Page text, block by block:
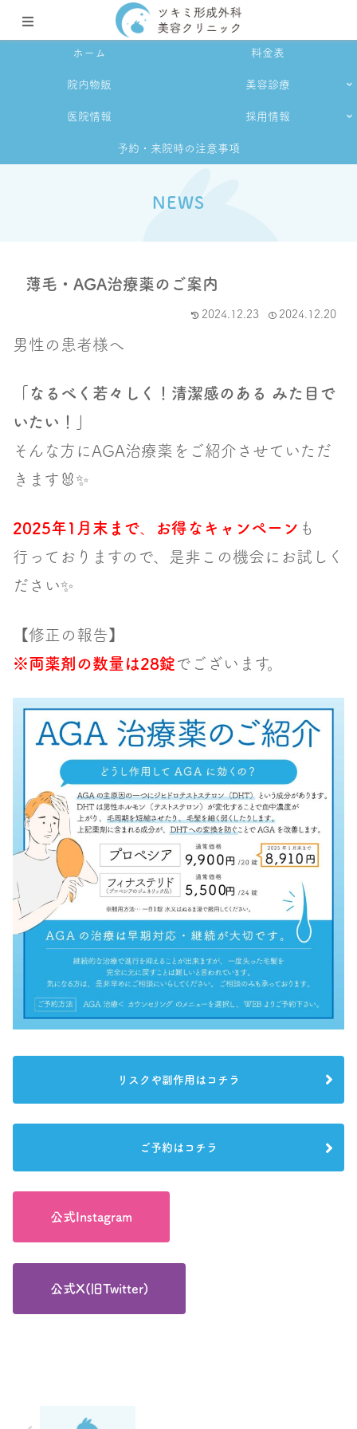
ホーム 料金表
院内物販 美容診療
医院情報 採用情報
予約・来院時の注意事項
NEWS
薄毛・AGA治療薬のご案内
2024.12.23 2024.12.20
男性の患者様へ
「なるべく若々しく！清潔感のある みた目で
いたい！」
そんな方にAGA治療薬をご紹介させていただ
きます🐰✨
2025年1月末まで、 お得なキャンペーン も
行っておりますので、是非この機会にお試 しく
ださい✨
【修正の報告】
※両薬剤の数量は28錠 でございます。
リスクや副作用はコチラ
ご予約はコチラ
公式Instagram
公式X(旧Twitter)